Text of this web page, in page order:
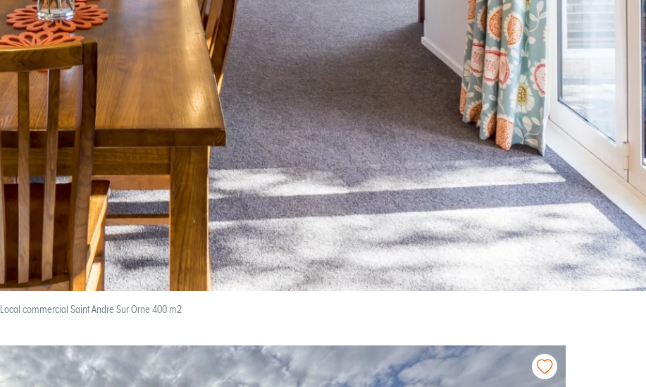
Local commercial Saint Andre Sur Orne 400 m2